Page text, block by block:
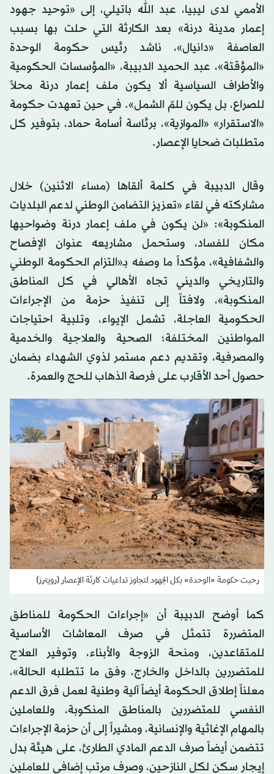
الأممي لدى ليبيا، عبد الله باتيلي، إلى «توحيد جهود
إعمار مدينة درنة» بعد الكارثة التي حلت بها بسبب
العاصفة «دانيال»، ناشد رئيس حكومة الوحدة
«المؤقتة»، عبد الحميد الدبيبة، «المؤسسات الحكومية
والأطراف السياسية ألا يكون ملف إعمار درنة محلاً
للصراع، بل يكون للمّ الشمل». في حين تعهدت حكومة
«الاستقرار» «الموازية»، برئاسة أسامة حماد، بتوفير كل
متطلبات ضحايا الإعصار.
وقال الدبيبة في كلمة ألقاها (مساء الاثنين) خلال
مشاركته في لقاء «تعزيز التضامن الوطني لدعم البلديات
المنكوبة»: «لن يكون في ملف إعمار درنة وضواحيها
مكان للفساد، وستحمل مشاريعه عنوان الإفصاح
والشفافية»، مؤكداً ما وصفه بـ«التزام الحكومة الوطني
والتاريخي والديني تجاه الأهالي في كل المناطق
المنكوبة»، ولافتاً إلى تنفيذ حزمة من الإجراءات
الحكومية العاجلة، تشمل الإيواء، وتلبية احتياجات
المواطنين المختلفة؛ الصحية والعلاجية والخدمية
والمصرفية، وتقديم دعم مستمر لذوي الشهداء بضمان
حصول أحد الأقارب على فرصة الذهاب للحج والعمرة.
رحبت حكومة «الوحدة» بكل الجهود لتجاوز تداعيات كارثة الإعصار (رويترز)
كما أوضح الدبيبة أن «إجراءات الحكومة للمناطق
المتضررة تتمثل في صرف المعاشات الأساسية
للمتقاعدين، ومنحة الزوجة والأبناء، وتوفير العلاج
للمتضررين بالداخل والخارج، وفق ما تتطلبه الحالة»،
معلناً إطلاق الحكومة أيضاً آلية وطنية لعمل فرق الدعم
النفسي للمتضررين بالمناطق المنكوبة، وللعاملين
بالمهام الإغاثية والإنسانية، ومشيراً إلى أن حزمة الإجراءات
تتضمن أيضاً صرف الدعم المادي الطارئ، على هيئة بدل
إيجار سكن لكل النازحين، وصرف مرتب إضافي للعاملين